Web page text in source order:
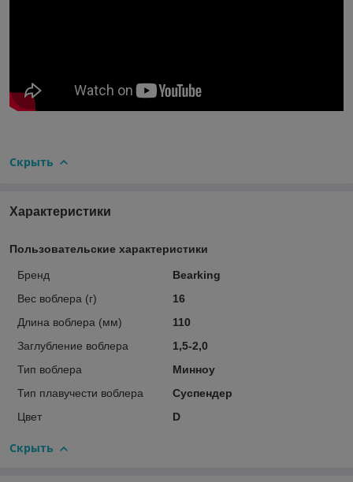
Скрыть
Характеристики
Пользовательские характеристики
Бренд
Bearking
Вес воблера (г)
16
Длина воблера (мм)
110
Заглубление воблера
1,5-2,0
Тип воблера
Минноу
Тип плавучести воблера
Суспендер
Цвет
D
Скрыть